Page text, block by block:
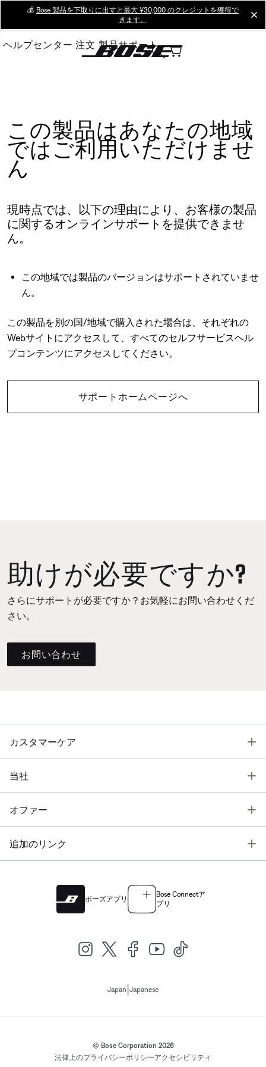
Main
💰 Bose 製品を下取りに出すと最大 ¥30,000 のクレジットを獲得で
きます。
ヘルプセンター 注文 製品サポート
この製品はあなたの地域
ではご利用いただけませ
ん
現時点では、以下の理由により、お客様の製品
に関するオンラインサポートを提供できませ
ん。
この地域では製品のバージョンはサポートされていませ
ん。
この製品を別の国/地域で購入された場合は、それぞれの
Webサイトにアクセスして、すべてのセルフサービスヘル
プコンテンツにアクセスしてください。
サポートホームページへ
助けが必要ですか?
さらにサポートが必要ですか？お気軽にお問い合わせくだ
さい。
お問い合わせ
カスタマーケア
当社
オファー
追加のリンク
ボーズアプリ
Bose Connectア
プリ
Japan Japanese
© Bose Corporation 2026
法律上のプライバシーポリシーアクセシビリティ